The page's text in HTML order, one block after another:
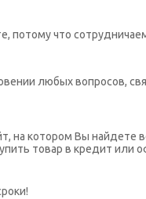
потому что
любых вопросов,
котором Вы найдете
товар в кредит или